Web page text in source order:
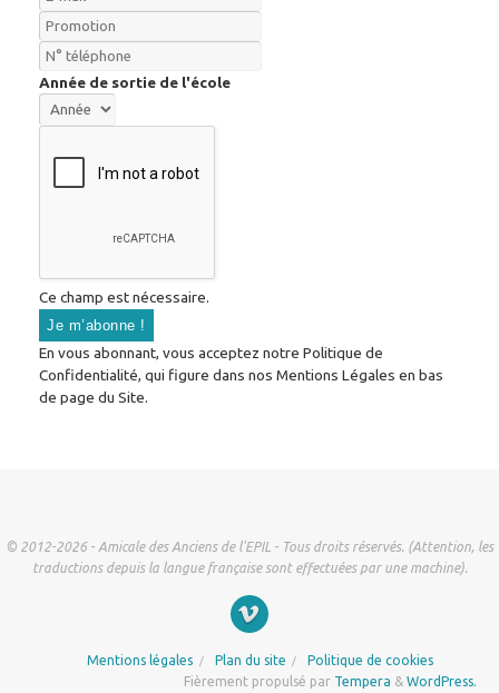
Année de sortie de l'école
Ce champ est nécessaire.
En vous abonnant, vous acceptez notre Politique de
Confidentialité, qui figure dans nos Mentions Légales en bas
de page du Site.
© 2012-2026 - Amicale des Anciens de l'EPIL - Tous droits réservés. (Attention, les
traductions depuis la langue française sont effectuées par une machine).
Mentions légales Plan du site
Politique de cookies
Fièrement propulsé par Tempera & WordPress.